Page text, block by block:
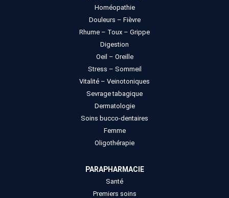
Homéopathie
Douleurs – Fièvre
Rhume – Toux – Grippe
Digestion
Oeil – Oreille
Stress – Sommeil
Vitalité – Veinotoniques
Sevrage tabagique
Dermatologie
Soins bucco-dentaires
Femme
Oligothérapie
PARAPHARMACIE
Santé
Premiers soins